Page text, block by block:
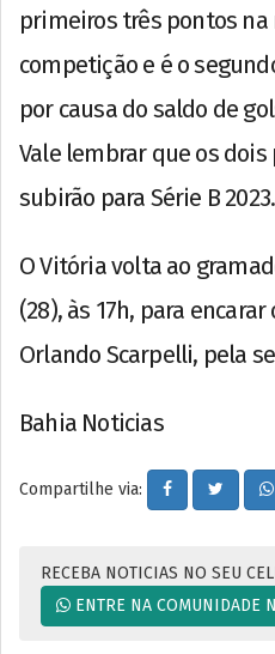
primeiros três pontos na
competição e é o
por causa do saldo de
Vale lembrar que os
subirão para Série B 2023.
O Vitória volta ao
(28), às 17h, para
Orlando Scarpelli, pela
Bahia Noticias
Compartilhe via:
RECEBA NOTICIAS NO SEU
ENTRE NA COMUNIDADE